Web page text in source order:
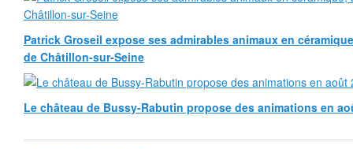
Patrick Groseil expose ses admirables animaux en
de Châtillon-sur-Seine
Le château de Bussy-Rabutin propose des animations en